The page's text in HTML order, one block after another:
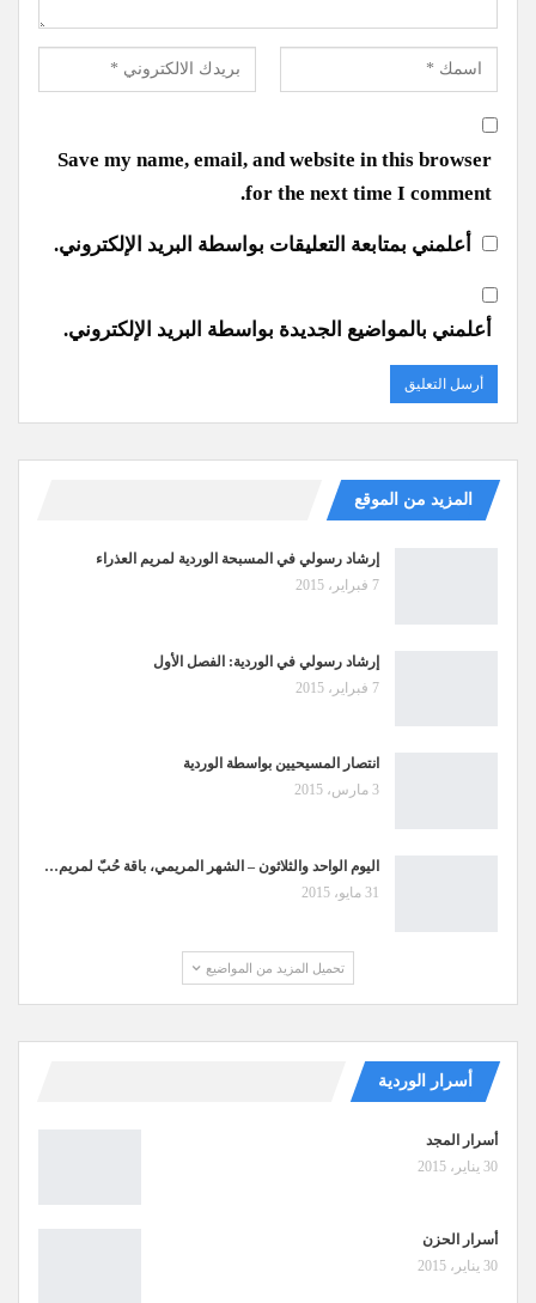
Save my name, email, and website in this browser
for the next time I comment.
أعلمني بمتابعة التعليقات بواسطة البريد الإلكتروني.
أعلمني بالمواضيع الجديدة بواسطة البريد الإلكتروني.
المزيد من الموقع
إرشاد رسولي في المسبحة الوردية لمريم العذراء
7 فبراير، 2015
إرشاد رسولي في الوردية: الفصل الأول
7 فبراير، 2015
انتصار المسيحيين بواسطة الوردية
3 مارس، 2015
اليوم الواحد والثلاثون – الشهر المريمي، باقة حُبّ لمريم…
31 مايو، 2015
تحميل المزيد من المواضيع
أسرار الوردية
أسرار المجد
30 يناير، 2015
أسرار الحزن
30 يناير، 2015